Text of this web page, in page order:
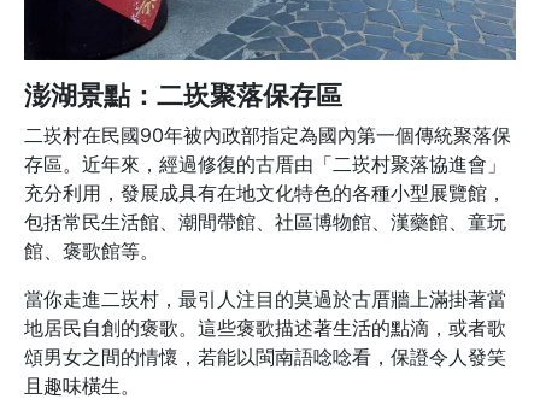
澎湖景點：二崁聚落保存區
二崁村在民國90年被內政部指定為國內第一個傳統聚落保
存區。近年來，經過修復的古厝由「二崁村聚落協進會」
充分利用，發展成具有在地文化特色的各種小型展覽館，
包括常民生活館、潮間帶館、社區博物館、漢藥館、童玩
館、褒歌館等。
當你走進二崁村，最引人注目的莫過於古厝牆上滿掛著當
地居民自創的褒歌。這些褒歌描述著生活的點滴，或者歌
頌男女之間的情懷，若能以閩南語唸唸看，保證令人發笑
且趣味橫生。